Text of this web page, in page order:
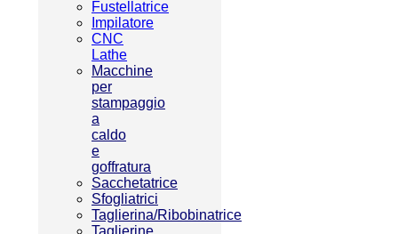
Fustellatrice
Impilatore
CNC
Lathe
Macchine
per
stampaggio
a
caldo
e
goffratura
Sacchetatrice
Sfogliatrici
Taglierina/Ribobinatrice